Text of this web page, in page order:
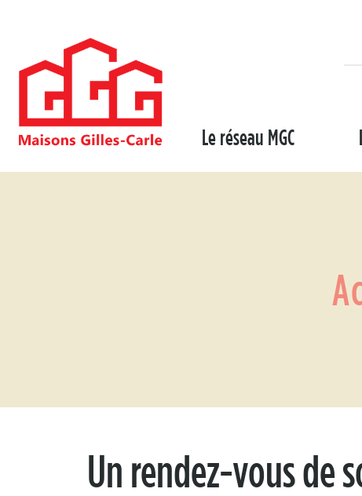
Le réseau MGC
Un rendez-vous de